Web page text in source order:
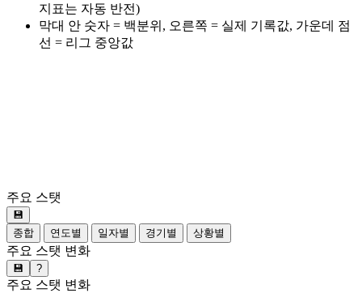
지표는 자동 반전)
막대 안 숫자 = 백분위, 오른쪽 = 실제 기록값, 가운데 점
선 = 리그 중앙값
주요 스탯
💾
종합
연도별 일자별 경기별 상황별
주요 스탯 변화
💾 ?
주요 스탯 변화